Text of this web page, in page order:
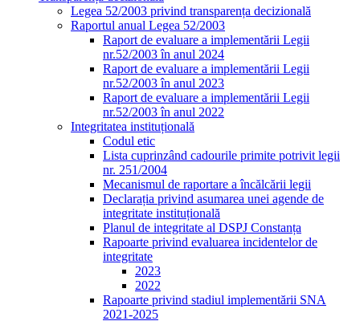
Legea 52/2003 privind transparența decizională
Raportul anual Legea 52/2003
Raport de evaluare a implementării Legii
nr.52/2003 în anul 2024
Raport de evaluare a implementării Legii
nr.52/2003 în anul 2023
Raport de evaluare a implementării Legii
nr.52/2003 în anul 2022
Integritatea instituțională
Codul etic
Lista cuprinzând cadourile primite potrivit legii
nr. 251/2004
Mecanismul de raportare a încălcării legii
Declarația privind asumarea unei agende de
integritate instituțională
Planul de integritate al DSPJ Constanța
Rapoarte privind evaluarea incidentelor de
integritate
2023
2022
Rapoarte privind stadiul implementării SNA
2021-2025